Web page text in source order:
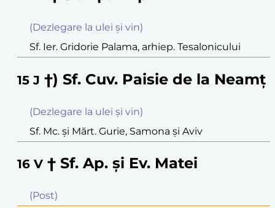
(Dezlegare la ulei şi vin)
Sf. Ier. Gridorie Palama, arhiep. Tesalonicului
15 J †) Sf. Cuv. Paisie de la Neamţ
(Dezlegare la ulei şi vin)
Sf. Mc. şi Mărt. Gurie, Samona şi Aviv
16 V † Sf. Ap. şi Ev. Matei
(Post)